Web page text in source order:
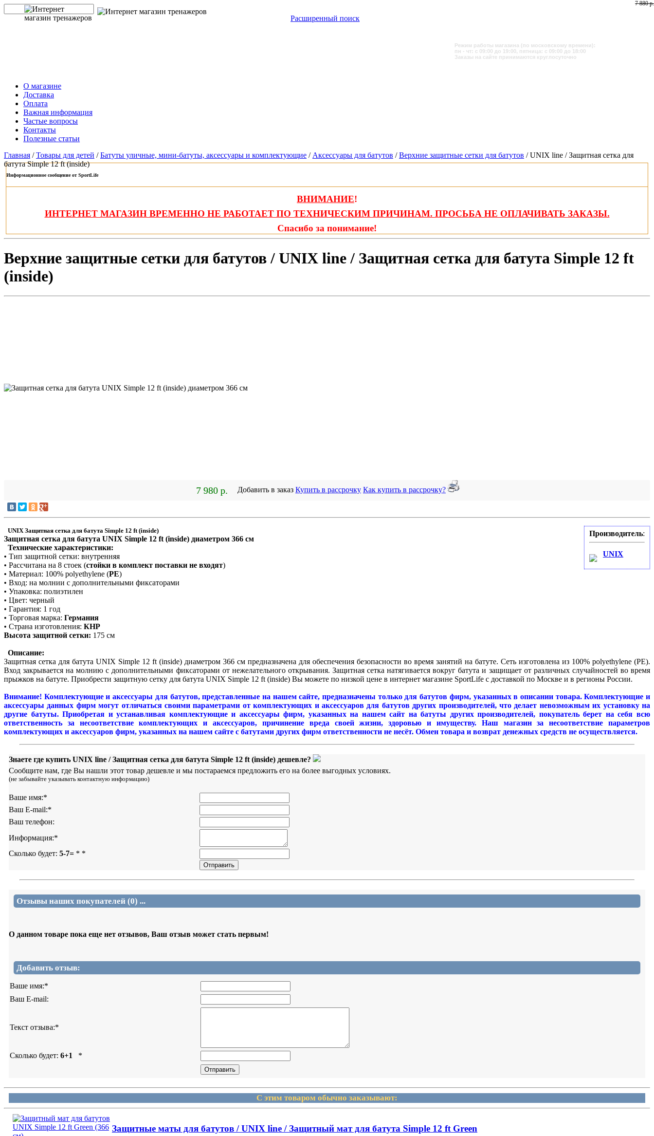
Расширенный поиск
Режим работы магазина (по московскому времени):
пн - чт: с 09:00 до 19:00, пятница: с 09:00 до 18:00
Заказы на сайте принимаются круглосуточно
О магазине
Доставка
Оплата
Важная информация
Частые вопросы
Контакты
Полезные статьи
Главная /Товары для детей /Батуты уличные, мини-батуты, аксессуары и комплектующие / Аксессуары для батутов /Верхние защитные сетки для батутов / UNIX line / Защитная сетка для
батута Simple 12 ft (inside)
Информационное сообщение от SportLife
ВНИМАНИЕ!
ИНТЕРНЕТ МАГАЗИН ВРЕМЕННО НЕ РАБОТАЕТ ПО ТЕХНИЧЕСКИМ ПРИЧИНАМ. ПРОСЬБА НЕ ОПЛАЧИВАТЬ ЗАКАЗЫ.
Спасибо за понимание!
Верхние защитные сетки для батутов / UNIX line / Защитная сетка для батута Simple 12 ft
(inside)
7 980 р. Добавить в заказ Купить в рассрочку Как купить в рассрочку?
Производитель:
UNIX
UNIX Защитная сетка для батута Simple 12 ft (inside)
Защитная сетка для батута UNIX Simple 12 ft (inside) диаметром 366 см
Технические характеристики:
• Тип защитной сетки: внутренняя
• Рассчитана на 8 стоек (стойки в комплект поставки не входят)
• Материал: 100% polyethylene (PE)
• Вход: на молнии с дополнительными фиксаторами
• Упаковка: полиэтилен
• Цвет: черный
• Гарантия: 1 год
• Торговая марка: Германия
• Страна изготовления: КНР
Высота защитной сетки: 175 см
Описание:
Защитная сетка для батута UNIX Simple 12 ft (inside) диаметром 366 см предназначена для обеспечения безопасности во время занятий на батуте. Сеть изготовлена из 100% polyethylene (PE).
Вход закрывается на молнию с дополнительными фиксаторами от нежелательного открывания. Защитная сетка натягивается вокруг батута и защищает от различных случайностей во время
прыжков на батуте. Приобрести защитную сетку для батута UNIX Simple 12 ft (inside) Вы можете по низкой цене в интернет магазине SportLife с доставкой по Москве и в регионы России.
Внимание! Комплектующие и аксессуары для батутов, представленные на нашем сайте, предназначены только для батутов фирм, указанных в описании товара. Комплектующие и
аксессуары данных фирм могут отличаться своими параметрами от комплектующих и аксессуаров для батутов других производителей, что делает невозможным их установку на
другие батуты. Приобретая и устанавливая комплектующие и аксессуары фирм, указанных на нашем сайт на батуты других производителей, покупатель берет на себя всю
ответственность за несоответствие комплектующих и аксессуаров, причинение вреда своей жизни, здоровью и имуществу. Наш магазин за несоответствие параметров
комплектующих и аксессуаров фирм, указанных на нашем сайте с батутами других фирм ответственности не несёт. Обмен товара и возврат денежных средств не осуществляется.
Знаете где купить UNIX line / Защитная сетка для батута Simple 12 ft (inside) дешевле?
Сообщите нам, где Вы нашли этот товар дешевле и мы постараемся предложить его на более выгодных условиях.
(не забывайте указывать контактную информацию)
Ваше имя:*
Ваш E-mail:*
Ваш телефон:
Информация:*
Сколько будет: 5-7= * *
Отзывы наших покупателей (0) ...
О данном товаре пока еще нет отзывов, Ваш отзыв может стать первым!
Добавить отзыв:
Ваше имя:*
Ваш E-mail:
Текст отзыва:*
Сколько будет: 6+1 *
С этим товаром обычно заказывают:
Защитные маты для батутов / UNIX line / Защитный мат для батута Simple 12 ft Green
7 880 р.